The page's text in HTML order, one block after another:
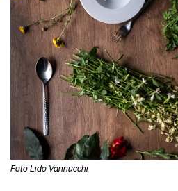
Foto Lido Vannucchi